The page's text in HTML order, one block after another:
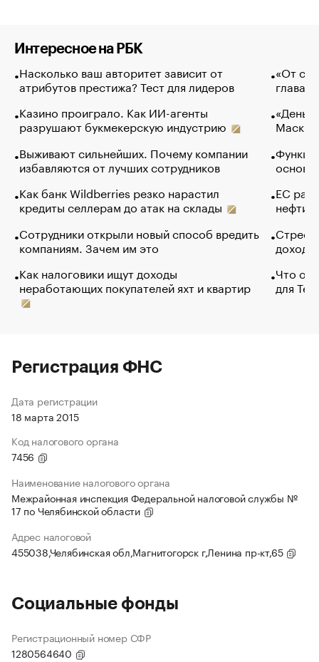
Интересное на РБК
Насколько ваш авторитет зависит от
атрибутов престижа? Тест для лидеров
Казино проиграло. Как ИИ-агенты
разрушают букмекерскую индустрию
Выживают сильнейших. Почему компании
избавляются от лучших сотрудников
Как банк Wildberries резко нарастил
кредиты селлерам до атак на склады
Сотрудники открыли новый способ вредить
компаниям. Зачем им это
Как налоговики ищут доходы
неработающих покупателей яхт и квартир
«От
глава
Маск в
основ
ЕС
нефти
Что
для
Регистрация ФНС
Дата регистрации
18 марта 2015
Код налогового органа
7456
Наименование налогового органа
Межрайонная инспекция Федеральной налоговой службы №
17 по Челябинской области
Адрес налоговой
455038,Челябинская обл,Магнитогорск г,Ленина пр-кт,65
Социальные фонды
Регистрационный номер СФР
1280564640